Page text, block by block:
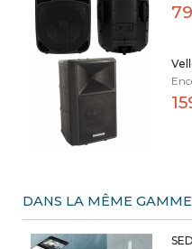
DANS LA MÊME GAMME